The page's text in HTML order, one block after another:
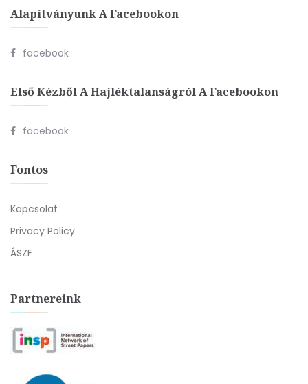
Alapítványunk A Facebookon
facebook
Első Kézből A Hajléktalanságról A Facebookon
facebook
Fontos
Kapcsolat
Privacy Policy
ÁSZF
Partnereink